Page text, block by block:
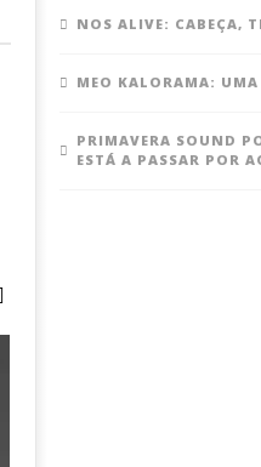
NOS ALIVE: CABEÇA,
MEO KALORAMA:
PRIMAVERA SOUND
ESTÁ A PASSAR POR